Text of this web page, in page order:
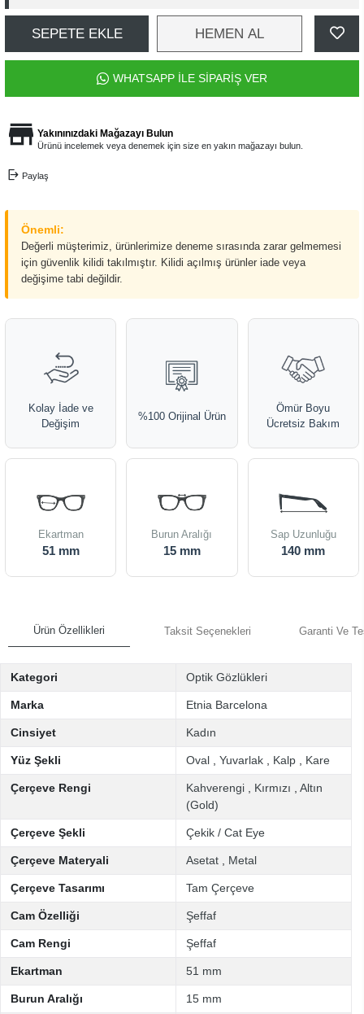
SEPETE EKLE HEMEN AL
WHATSAPP İLE SİPARİŞ VER
Yakınınızdaki Mağazayı Bulun
Ürünü incelemek veya denemek için size en yakın mağazayı bulun.
Paylaş
Önemli:
Değerli müşterimiz, ürünlerimize deneme sırasında zarar gelmemesi
için güvenlik kilidi takılmıştır. Kilidi açılmış ürünler iade veya
değişime tabi değildir.
Kolay İade ve
Değişim
%100 Orijinal Ürün
Ömür Boyu
Ücretsiz Bakım
Ekartman
51 mm
Burun Aralığı
15 mm
Sap Uzunluğu
140 mm
Ürün Özellikleri Taksit Seçenekleri Garanti Ve
Kategori Optik Gözlükleri
Marka Etnia Barcelona
Cinsiyet Kadın
Yüz Şekli Oval Yuvarlak Kalp Kare
Çerçeve Rengi Kahverengi Kırmızı
Altın
(Gold)
Çerçeve Şekli Çekik / Cat Eye
Çerçeve Materyali Asetat Metal
Çerçeve Tasarımı Tam Çerçeve
Cam Özelliği Şeffaf
Cam Rengi Şeffaf
Ekartman 51 mm
Burun Aralığı 15 mm